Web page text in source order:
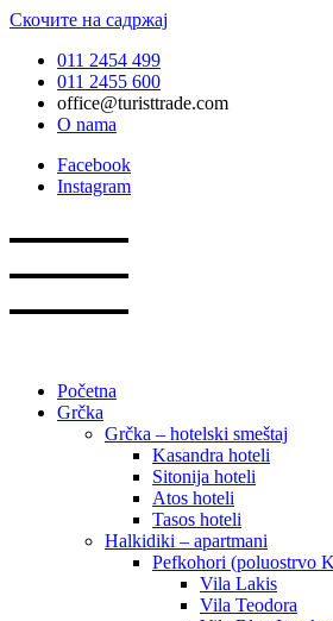
Скочите на садржај
011 2454 499
011 2455 600
office@turisttrade.com
O nama
Facebook
Instagram
Početna
Grčka
Grčka – hotelski smeštaj
Kasandra hoteli
Sitonija hoteli
Atos hoteli
Tasos hoteli
Halkidiki – apartmani
Pefkohori (poluostrvo
Vila Lakis
Vila Teodora